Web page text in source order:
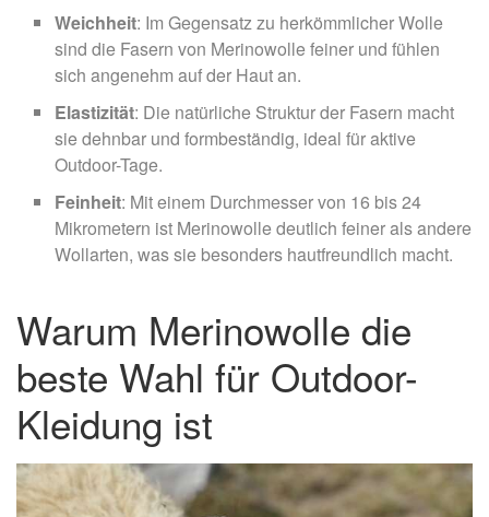
Weichheit: Im Gegensatz zu herkömmlicher Wolle
sind die Fasern von Merinowolle feiner und fühlen
sich angenehm auf der Haut an.
Elastizität: Die natürliche Struktur der Fasern macht
sie dehnbar und formbeständig, ideal für aktive
Outdoor-Tage.
Feinheit: Mit einem Durchmesser von 16 bis 24
Mikrometern ist Merinowolle deutlich feiner als andere
Wollarten, was sie besonders hautfreundlich macht.
Warum Merinowolle die
beste Wahl für Outdoor-
Kleidung ist